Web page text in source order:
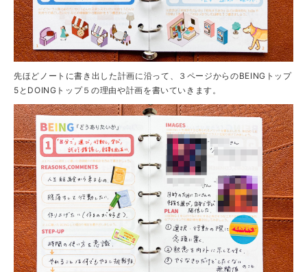
先ほどノートに書き出した計画に沿って、３ページからのBEINGトップ
5とDOINGトップ５の理由や計画を書いていきます。